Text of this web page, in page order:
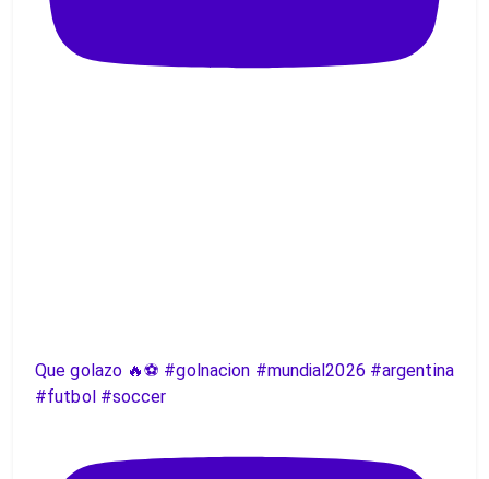
Que golazo 🔥⚽️ #golnacion #mundial2026 #argentina
#futbol #soccer